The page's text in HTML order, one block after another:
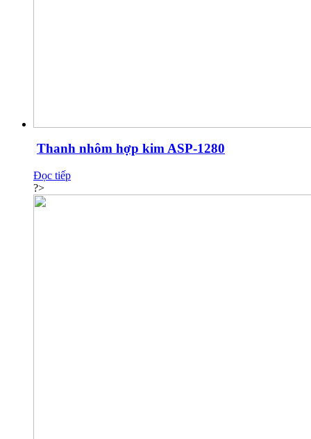
Thanh nhôm hợp kim ASP-1280
Đọc tiếp
?>